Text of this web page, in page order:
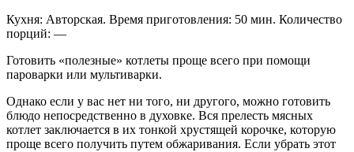
Кухня: Авторская. Время приготовления: 50 мин. Количество
порций: —
Готовить «полезные» котлеты проще всего при помощи
пароварки или мультиварки.
Однако если у вас нет ни того, ни другого, можно готовить
блюдо непосредственно в духовке. Вся прелесть мясных
котлет заключается в их тонкой хрустящей корочке, которую
проще всего получить путем обжаривания. Если убрать этот